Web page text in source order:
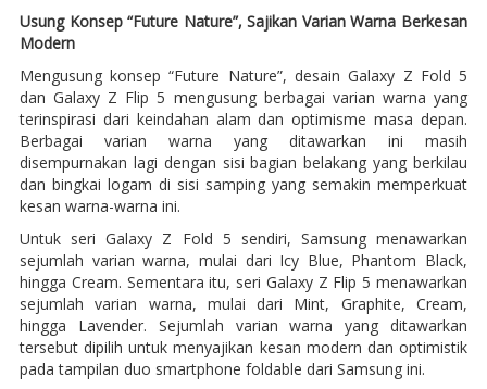
Usung Konsep “Future Nature”, Sajikan Varian Warna Berkesan
Modern
Mengusung konsep “Future Nature”, desain Galaxy Z Fold 5
dan Galaxy Z Flip 5 mengusung berbagai varian warna yang
terinspirasi dari keindahan alam dan optimisme masa depan.
Berbagai varian warna yang ditawarkan ini masih
disempurnakan lagi dengan sisi bagian belakang yang berkilau
dan bingkai logam di sisi samping yang semakin memperkuat
kesan warna-warna ini.
Untuk seri Galaxy Z Fold 5 sendiri, Samsung menawarkan
sejumlah varian warna, mulai dari Icy Blue, Phantom Black,
hingga Cream. Sementara itu, seri Galaxy Z Flip 5 menawarkan
sejumlah varian warna, mulai dari Mint, Graphite, Cream,
hingga Lavender. Sejumlah varian warna yang ditawarkan
tersebut dipilih untuk menyajikan kesan modern dan optimistik
pada tampilan duo smartphone foldable dari Samsung ini.